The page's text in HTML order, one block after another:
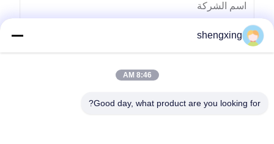
ارسل
shengxing
8:46 AM
Good day, what product are you looking for?